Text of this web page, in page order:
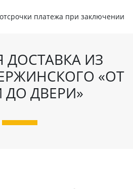
платежа при заключении
ДОСТАВКА ИЗ
«ОТ
ДО ДВЕРИ»